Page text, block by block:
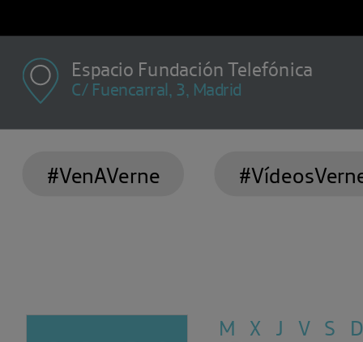
Espacio Fundación Telefónica
C/ Fuencarral, 3, Madrid
#VenAVerne
M X J V S